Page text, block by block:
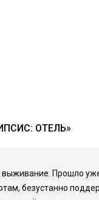
ОТЕЛЬ»
Прошло уже
безустанно